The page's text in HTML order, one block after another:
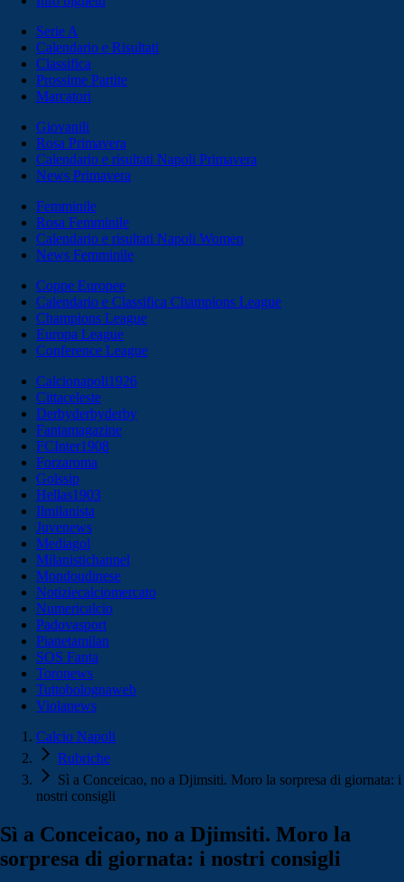
Serie A
Calendario e Risultati
Classifica
Prossime Partite
Marcatori
Giovanili
Rosa Primavera
Calendario e risultati Napoli Primavera
News Primavera
Femminile
Rosa Femminile
Calendario e risultati Napoli Women
News Femminile
Coppe Europee
Calendario e Classifica Champions League
Champions League
Europa League
Conference League
Calcionapoli1926
Cittaceleste
Derbyderbyderby
Fantamagazine
FCInter1908
Forzaroma
Golssip
Hellas1903
Ilmilanista
Juvenews
Mediagol
Milanistichannel
Mondoudinese
Notiziecalciomercato
Numericalcio
Padovasport
Pianetamilan
SOS Fanta
Toronews
Tuttobolognaweb
Violanews
Calcio Napoli
Rubriche
Sì a Conceicao, no a Djimsiti. Moro la sorpresa di giornata: i
nostri consigli
Sì a Conceicao, no a Djimsiti. Moro la
sorpresa di giornata: i nostri consigli